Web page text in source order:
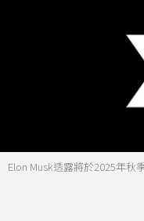
Elon Musk透露將於2025年秋